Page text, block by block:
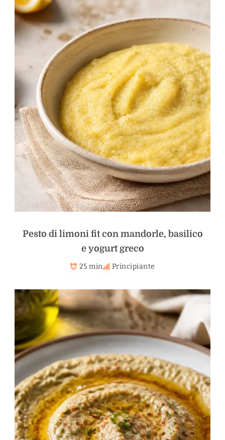
Pesto di limoni fit con mandorle, basilico
e yogurt greco
25 min Principiante